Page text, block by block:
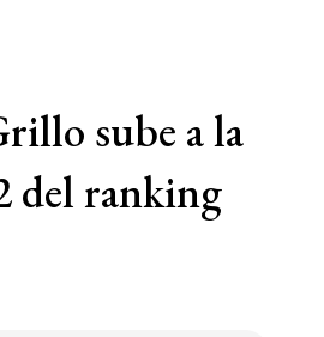
sube a la
del ranking